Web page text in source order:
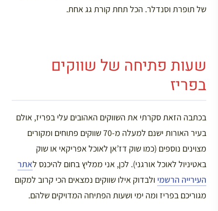
של תופרת וסנדלר. הכל תחת קורת גג אחת.
שעות פתיחה של שווקים
בפריז
בכתבה הזאת סקרתי את השווקים האהובים עלי בפריז, אולם
בעיר האורות ישנם למעלה מ-70 שווקים פתוחים ומקורים
מצוינים נוספים (כמו שוק דז’אן לאוכל אפריקאי או שוק
באטיניול לאוכל אורגני). לכן, אני ממליץ בחום להיכנס לאתר
העירייה הרשמי ולבדוק אילו שווקים נמצאים הכי קרוב למקום
מגוריכם בפריז ומה ימי ושעות הפתיחה המדויקים שלהם.